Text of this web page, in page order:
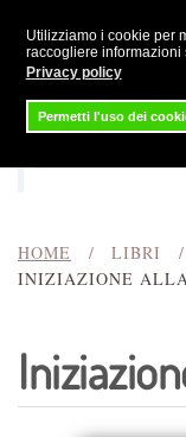
Utilizziamo i cookie per
raccogliere informazioni
Privacy policy
Permetti l'uso dei
Skip to main
HOME LIBRI
INIZIAZIONE